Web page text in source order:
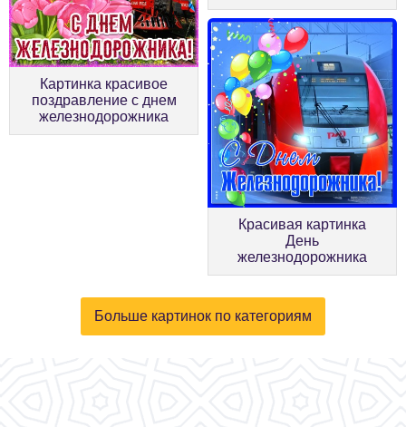
Картинка красивое
поздравление с днем
железнодорожника
Красивая картинка
День
железнодорожника
Больше картинок по категориям